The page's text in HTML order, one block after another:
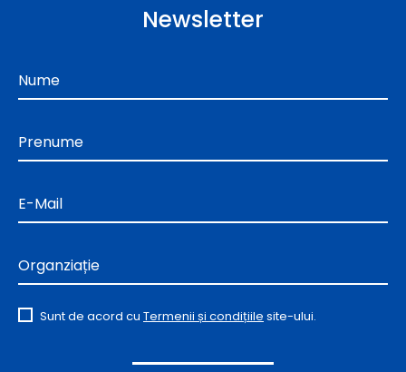
Newsletter
Nume
Prenume
E-Mail
Organziație
Sunt de acord cu Termenii și condițiile site-ului.